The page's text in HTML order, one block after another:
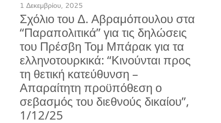
1 Δεκεμβρίου, 2025
Σχόλιο του Δ. Αβραμόπουλου στα
“Παραπολιτικά” για τις δηλώσεις
του Πρέσβη Τομ Μπάρακ για τα
ελληνοτουρκικά: “Κινούνται προς
τη θετική κατεύθυνση –
Απαραίτητη προϋπόθεση ο
σεβασμός του διεθνούς δικαίου”,
1/12/25